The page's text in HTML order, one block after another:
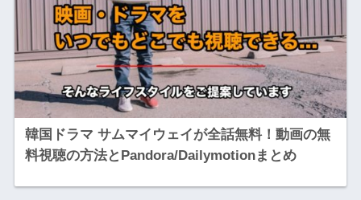
韓国ドラマ サムマイウェイが全話無料！動画の無
料視聴の方法とPandora/Dailymotionまとめ